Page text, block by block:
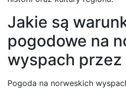
Jakie są
pogodowe na
wyspach przez
Pogoda na norweskich